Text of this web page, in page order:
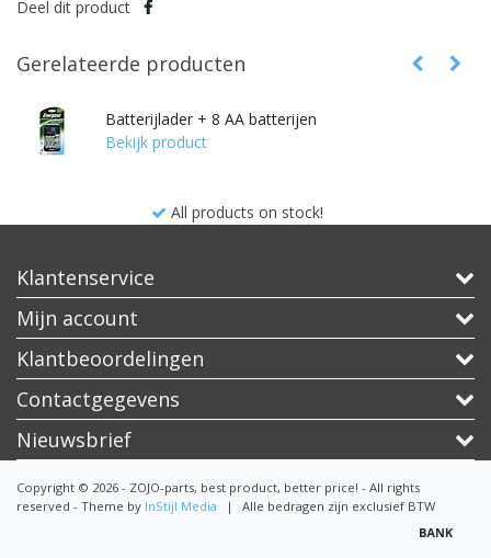
Deel dit product
Gerelateerde producten
Batterijlader + 8 AA batterijen
Bekijk product
All products on stock!
Klantenservice
Mijn account
Klantbeoordelingen
Contactgegevens
Nieuwsbrief
Copyright © 2026 - ZOJO-parts, best product, better price! - All rights
reserved - Theme by InStijl Media | Alle bedragen zijn exclusief BTW